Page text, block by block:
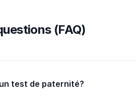
(FAQ)
test de paternité?